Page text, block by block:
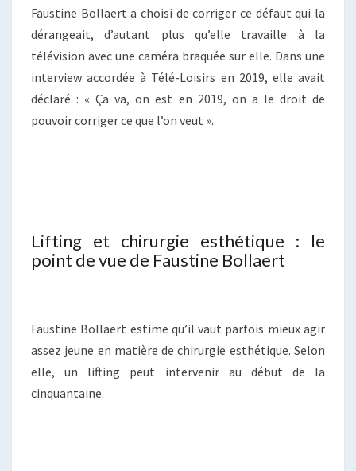
Faustine Bollaert a choisi de corriger ce défaut qui la
dérangeait, d’autant plus qu’elle travaille à la
télévision avec une caméra braquée sur elle. Dans une
interview accordée à Télé-Loisirs en 2019, elle avait
déclaré : « Ça va, on est en 2019, on a le droit de
pouvoir corriger ce que l’on veut ».
Lifting et chirurgie esthétique : le
point de vue de Faustine Bollaert
Faustine Bollaert estime qu’il vaut parfois mieux agir
assez jeune en matière de chirurgie esthétique. Selon
elle, un lifting peut intervenir au début de la
cinquantaine.